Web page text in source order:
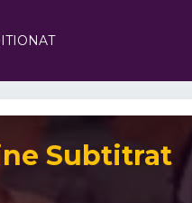
Subtitrat